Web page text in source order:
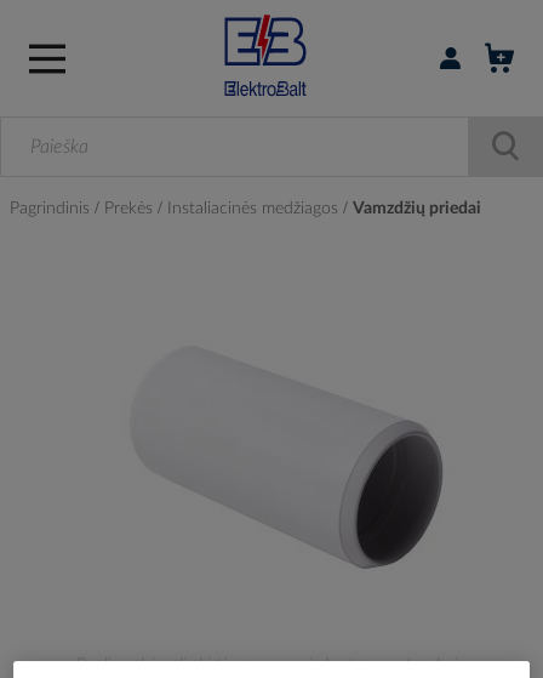
Prisijungti /
Pagrindinis Prekės Instaliacinės medžiagos Vamzdžių priedai
Skip
Reali prekė gali skirtis nuo pavaizduotos nuotraukoje